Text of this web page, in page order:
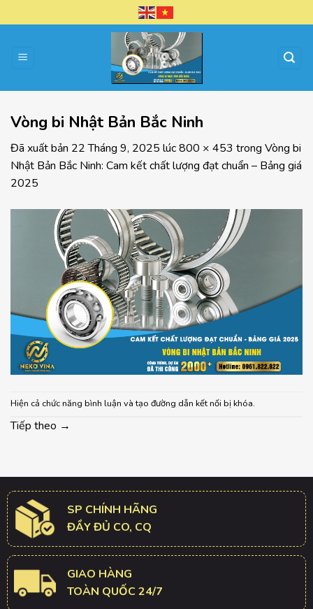
đến
dung
Vòng bi Nhật Bản Bắc Ninh
Đã xuất bản 22 Tháng 9, 2025 lúc800 × 453 trong Vòng bi
Nhật Bản Bắc Ninh: Cam kết chất lượng đạt chuẩn – Bảng giá
2025
Hiện cả chức năng bình luận và tạo đường dẫn kết nối bị khóa.
Tiếp theo →
SP CHÍNH HÃNG
ĐẦY ĐỦ CO, CQ
GIAO HÀNG
TOÀN QUỐC 24/7